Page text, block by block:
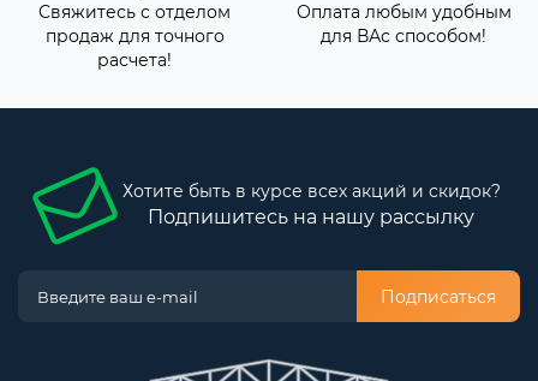
Свяжитесь с отделом
продаж для точного
расчета!
Оплата любым удобным
для ВАс способом!
Хотите быть в курсе всех акций и скидок?
Подпишитесь на нашу рассылку
Подписаться